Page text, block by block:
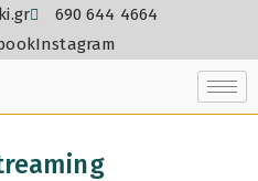
690 644 4664
Instagram